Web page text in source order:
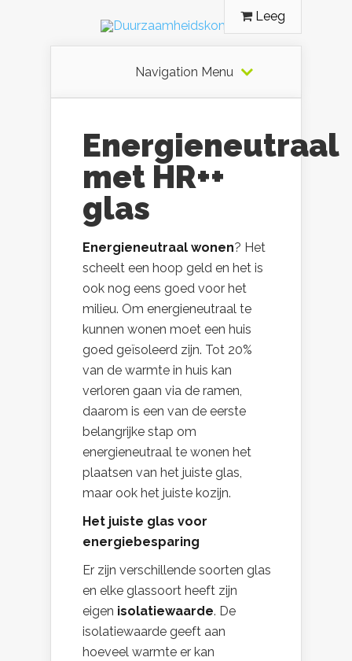
Leeg
Navigation Menu
Energieneutraal
met HR++
glas
Energieneutraal wonen? Het
scheelt een hoop geld en het is
ook nog eens goed voor het
milieu. Om energieneutraal te
kunnen wonen moet een huis
goed geïsoleerd zijn. Tot 20%
van de warmte in huis kan
verloren gaan via de ramen,
daarom is een van de eerste
belangrijke stap om
energieneutraal te wonen het
plaatsen van het juiste glas,
maar ook het juiste kozijn.
Het juiste glas voor
energiebesparing
Er zijn verschillende soorten glas
en elke glassoort heeft zijn
eigen isolatiewaarde. De
isolatiewaarde geeft aan
hoeveel warmte er kan